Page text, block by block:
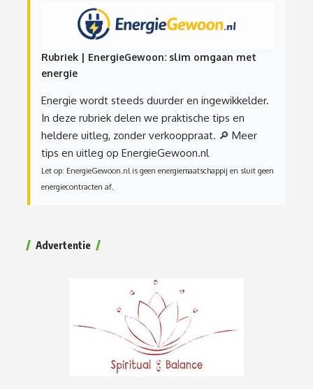
Rubriek | EnergieGewoon: slim omgaan met
energie
Energie wordt steeds duurder en ingewikkelder.
In deze rubriek delen we praktische tips en
heldere uitleg, zonder verkooppraat. 🔎 Meer
tips en uitleg op EnergieGewoon.nl
Let op: EnergieGewoon.nl is geen energiemaatschappij en sluit geen
energiecontracten af.
Advertentie